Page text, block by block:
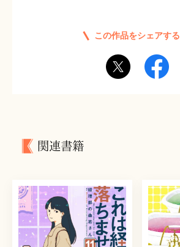
この作品をシェアする
関連書籍